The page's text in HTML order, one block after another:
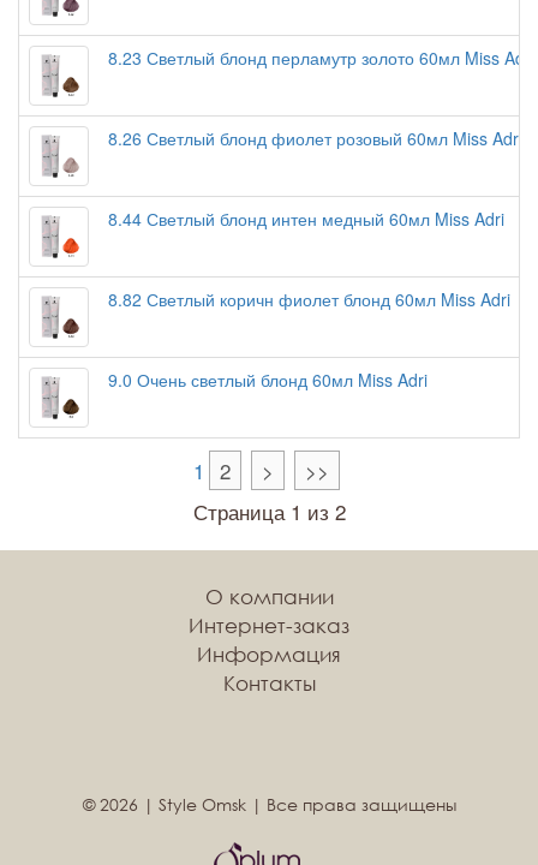
8.23 Светлый блонд перламутр золото 60мл Miss Adr
8.26 Светлый блонд фиолет розовый 60мл Miss Adr
8.44 Светлый блонд интен медный 60мл Miss Adri
8.82 Светлый коричн фиолет блонд 60мл Miss Adri
9.0 Очень светлый блонд 60мл Miss Adri
1 2 >
>>
Страница 1 из 2
О компании
Интернет-заказ
Информация
Контакты
© 2026 | Style Omsk | Все права защищены